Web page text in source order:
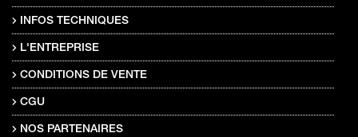
INFOS TECHNIQUES
L'ENTREPRISE
CONDITIONS DE VENTE
CGU
NOS PARTENAIRES